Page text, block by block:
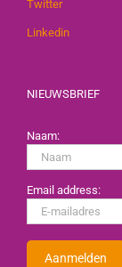
Twitter
Linkedin
NIEUWSBRIEF
Naam:
Email address: